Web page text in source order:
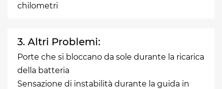
chilometri
3. Altri Problemi:
Porte che si bloccano da sole durante la ricarica
della batteria
Sensazione di instabilità durante la guida in